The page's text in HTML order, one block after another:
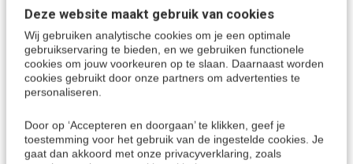
Deze website maakt gebruik van cookies
Wij gebruiken analytische cookies om je een optimale
gebruikservaring te bieden, en we gebruiken functionele
cookies om jouw voorkeuren op te slaan. Daarnaast worden
cookies gebruikt door onze partners om advertenties te
personaliseren.
Door op ‘Accepteren en doorgaan’ te klikken, geef je
toestemming voor het gebruik van de ingestelde cookies. Je
gaat dan akkoord met onze privacyverklaring, zoals
nodig hebt voor je werk, en om succesvol zaken te doen in het
buitenland. Met essentiële woordenschat voor zakelijk gebruik.
6) Movietalk Italiaans voor gevorderden
Kijken en luisteren naar een TV-serie, en zelf meespelen als een
van de personages.
Met deze cursus train je de Italiaanse conversatie in een
interactieve film!